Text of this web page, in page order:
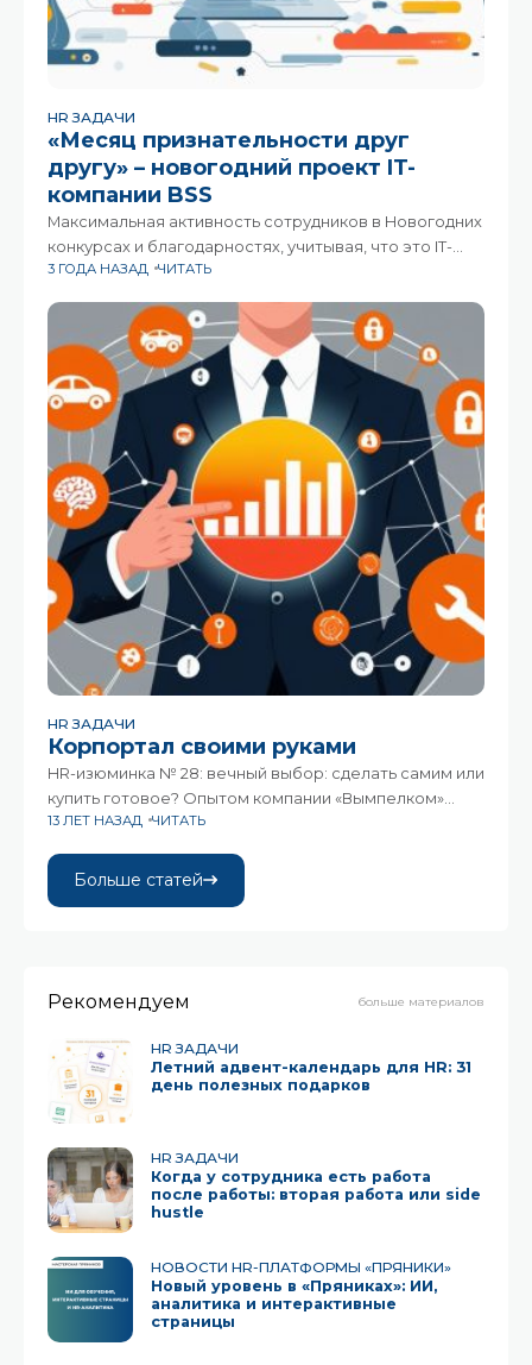
HR ЗАДАЧИ
«Месяц признательности друг
другу» – новогодний проект IT-
компании BSS
Максимальная активность сотрудников в Новогодних
конкурсах и благодарностях, учитывая, что это IT-
специалисты, распределённые по всей стране (и не
про первый
3 ГОДА НАЗАД ЧИТАТЬ
HR ЗАДАЧИ
Корпортал своими руками
HR-изюминка № 28: вечный выбор: сделать самим или
купить готовое? Опытом компании «Вымпелком»
делится Борис Столяров «IBS» не только знает,
13 ЛЕТ НАЗАД ЧИТАТЬ
Больше статей
Рекомендуем больше материалов
HR ЗАДАЧИ
Летний адвент-календарь для HR: 31
день полезных подарков
HR ЗАДАЧИ
Когда у сотрудника есть работа
после работы: вторая работа или side
hustle
НОВОСТИ HR-ПЛАТФОРМЫ «ПРЯНИКИ»
Новый уровень в «Пряниках»: ИИ,
аналитика и интерактивные
страницы